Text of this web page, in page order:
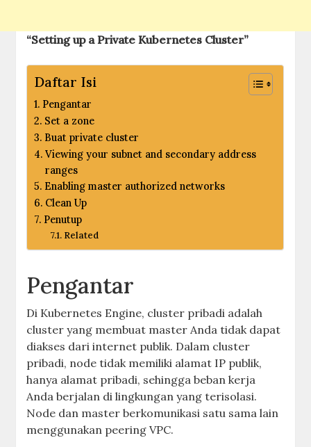
“Setting up a Private Kubernetes Cluster”
Daftar Isi
Pengantar
Set a zone
Buat private cluster
Viewing your subnet and secondary address
ranges
Enabling master authorized networks
Clean Up
Penutup
Related
Pengantar
Di Kubernetes Engine, cluster pribadi adalah
cluster yang membuat master Anda tidak dapat
diakses dari internet publik. Dalam cluster
pribadi, node tidak memiliki alamat IP publik,
hanya alamat pribadi, sehingga beban kerja
Anda berjalan di lingkungan yang terisolasi.
Node dan master berkomunikasi satu sama lain
menggunakan peering VPC.